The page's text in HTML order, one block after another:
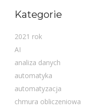
Kategorie
2021 rok
AI
analiza danych
automatyka
automatyzacja
chmura obliczeniowa